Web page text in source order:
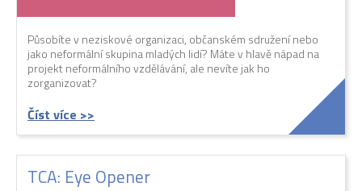
Působíte v neziskové organizaci, občanském sdružení nebo
jako neformální skupina mladých lidí? Máte v hlavě nápad na
projekt neformálního vzdělávání, ale nevíte jak ho
zorganizovat?
Číst více >>
TCA: Eye Opener